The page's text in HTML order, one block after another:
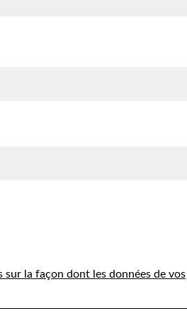
sur la façon dont les données de vos